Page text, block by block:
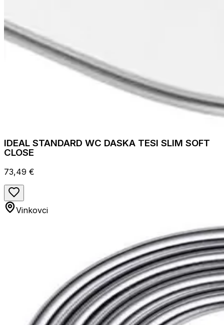
IDEAL STANDARD WC DASKA TESI SLIM SOFT
CLOSE
73,49 €
Vinkovci